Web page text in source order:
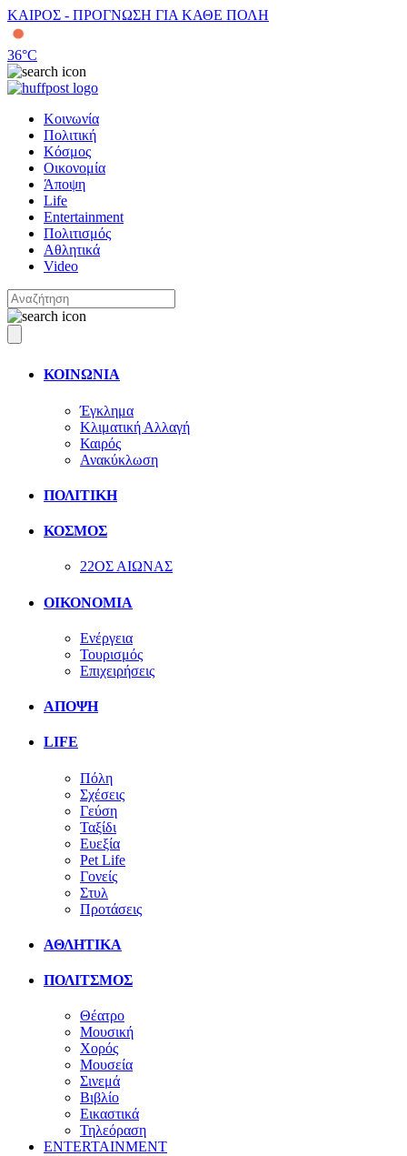
ΚΑΙΡΟΣ - ΠΡΟΓΝΩΣΗ ΓΙΑ ΚΑΘΕ ΠΟΛΗ
36°C
Κοινωνία
Πολιτική
Κόσμος
Οικονομία
Άποψη
Life
Entertainment
Πολιτισμός
Αθλητικά
Video
ΚΟΙΝΩΝΙΑ
Έγκλημα
Κλιματική Αλλαγή
Καιρός
Ανακύκλωση
ΠΟΛΙΤΙΚΗ
ΚΟΣΜΟΣ
22ΟΣ ΑΙΩΝΑΣ
ΟΙΚΟΝΟΜΙΑ
Ενέργεια
Τουρισμός
Επιχειρήσεις
ΑΠΟΨΗ
LIFE
Πόλη
Σχέσεις
Γεύση
Ταξίδι
Ευεξία
Pet Life
Γονείς
Στυλ
Προτάσεις
ΑΘΛΗΤΙΚΑ
ΠΟΛΙΤΣΜΟΣ
Θέατρο
Μουσική
Χορός
Μουσεία
Σινεμά
Βιβλίο
Εικαστικά
Τηλεόραση
ENTERTAINMENT